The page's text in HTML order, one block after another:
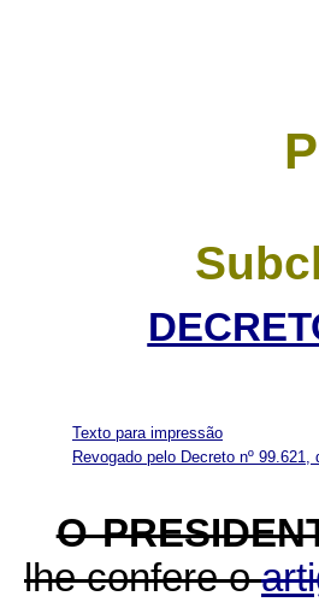
Texto para impressão
Revogado pelo Decreto nº 99.621,
O
lhe confere o